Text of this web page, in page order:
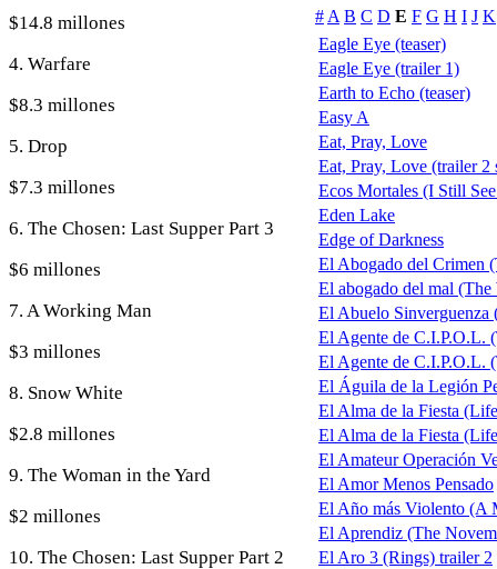
$14.8 millones
4. Warfare
$8.3 millones
5. Drop
$7.3 millones
6. The Chosen: Last Supper Part 3
$6 millones
7. A Working Man
$3 millones
8. Snow White
$2.8 millones
9. The Woman in the Yard
$2 millones
10. The Chosen: Last Supper Part 2
# A B C D E F G H I J K
Eagle Eye (teaser)
Eagle Eye (trailer 1)
Earth to Echo (teaser)
Easy A
Eat, Pray, Love
Eat, Pray, Love (trailer 2
Ecos Mortales (I Still
Eden Lake
Edge of Darkness
El Abogado del Crimen
El abogado del mal
El Abuelo Sinverguenza
El Agente de C.I.P.O.L.
El Agente de C.I.P.O.L.
El Águila de la Legión
El Alma de la Fiesta
El Alma de la Fiesta
El Amateur Operación
El Amor Menos Pensado
El Año más Violento (A
El Aprendiz (The
El Aro 3 (Rings) trailer 2